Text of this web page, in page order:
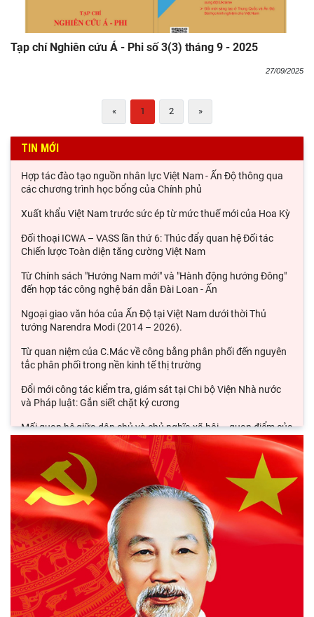
Tạp chí Nghiên cứu Á - Phi số 3(3) tháng 9 - 2025
27/09/2025
« 1 2 »
TIN MỚI
Hợp tác đào tạo nguồn nhân lực Việt Nam - Ấn Độ thông qua
các chương trình học bổng của Chính phủ
Xuất khẩu Việt Nam trước sức ép từ mức thuế mới của Hoa Kỳ
Đối thoại ICWA – VASS lần thứ 6: Thúc đẩy quan hệ Đối tác
Chiến lược Toàn diện tăng cường Việt Nam
Từ Chính sách "Hướng Nam mới" và "Hành động hướng Đông"
đến hợp tác công nghệ bán dẫn Đài Loan - Ấn
Ngoại giao văn hóa của Ấn Độ tại Việt Nam dưới thời Thủ
tướng Narendra Modi (2014 – 2026).
Từ quan niệm của C.Mác về công bằng phân phối đến nguyên
tắc phân phối trong nền kinh tế thị trường
Đổi mới công tác kiểm tra, giám sát tại Chi bộ Viện Nhà nước
và Pháp luật: Gắn siết chặt kỷ cương
Mối quan hệ giữa dân chủ và chủ nghĩa xã hội – quan điểm của
C.Mác và sự vận dụng ở Việt Nam thời
Phát triển thị trường carbon: Kinh nghiệm quốc tế và hàm ý
cho Việt Nam
Chủ tịch Viện Hàn lâm Khoa học xã hội Việt Nam thăm và làm
việc tại Viện Khoa học Kinh tế và Xã hội